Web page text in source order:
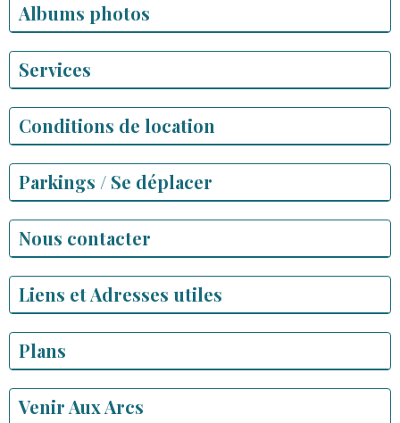
Albums photos
Services
Conditions de location
Parkings / Se déplacer
Nous contacter
Liens et Adresses utiles
Plans
Venir Aux Arcs